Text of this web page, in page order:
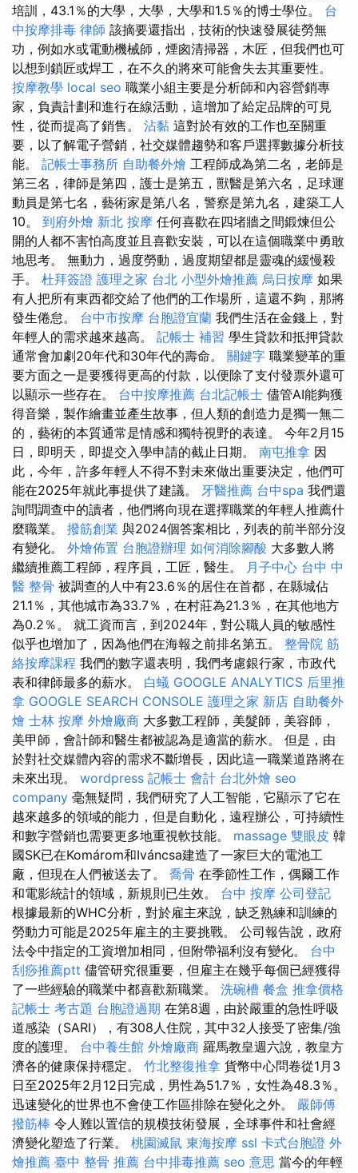
培訓，43.1％的大學，大學，大學和1.5％的博士學位。 台
中按摩排毒 律師 該摘要還指出，技術的快速發展徒勞無
功，例如水或電動機械師，煙囪清掃器，木匠，但我們也可
以想到鎖匠或焊工，在不久的將來可能會失去其重要性。
按摩教學 local seo 職業小組主要是分析師和內容營銷專
家，負責計劃和進行在線活動，這增加了給定品牌的可見
性，從而提高了銷售。 沾黏 這對於有效的工作也至關重
要，以了解電子營銷，社交媒體趨勢和客戶選擇數據分析技
能。 記帳士事務所 自助餐外燴 工程師成為第二名，老師是
第三名，律師是第四，護士是第五，獸醫是第六名，足球運
動員是第七名，藝術家是第八名，警察是第九名，建築工人
10。 到府外燴 新北 按摩 任何喜歡在四堵牆之間鍛煉但公
開的人都不害怕高度並且喜歡安裝，可以在這個職業中勇敢
地思考。 無動力，過度勞動，過度期望都是靈魂的緩慢殺
手。 杜拜簽證 護理之家 台北 小型外燴推薦 烏日按摩 如果
有人把所有東西都交給了他們的工作場所，這還不夠，那將
發生倦怠。 台中市按摩 台胞證宜蘭 我們生活在金錢上，對
年輕人的需求越來越高。 記帳士 補習 學生貸款和抵押貸款
通常會加劇20年代和30年代的壽命。 關鍵字 職業變革的重
要方面之一是要獲得更高的付款，以便除了支付發票外還可
以顯示一些存在。 台中按摩推薦 台北記帳士 儘管AI能夠獲
得音樂，製作繪畫並產生故事，但人類的創造力是獨一無二
的，藝術的本質通常是情感和獨特視野的表達。 今年2月15
日，即明天，即提交入學申請的截止日期。 南屯推拿 因
此，今年，許多年輕人不得不對未來做出重要決定，他們可
能在2025年就此事提供了建議。 牙醫推薦 台中spa 我們還
詢問調查中的讀者，他們將向現在選擇職業的年輕人推薦什
麼職業。 撥筋創業 與2024個答案相比，列表的前半部分沒
有變化。 外燴佈置 台胞證辦理 如何消除腳酸 大多數人將
繼續推薦工程師，程序員，工匠，醫生。 月子中心 台中 中
醫 整骨 被調查的人中有23.6％的居住在首都，在縣城佔
21.1％，其他城市為33.7％，在村莊為21.3％，在其他地方
為0.2％。 就工資而言，到2024年，對公職人員的敏感性
似乎也增加了，因為他們在海報之前排名第五。 整骨院 筋
絡按摩課程 我們的數字還表明，我們考慮銀行家，市政代
表和律師最多的薪水。 白蟻 GOOGLE ANALYTICS 后里推
拿 GOOGLE SEARCH CONSOLE 護理之家 新店 自助餐外
燴 士林 按摩 外燴廠商 大多數工程師，美髮師，美容師，
美甲師，會計師和醫生都被認為是適當的薪水。 但是，由
於對社交媒體內容的需求不斷增長，因此這一職業道路將在
未來出現。 wordpress 記帳士 會計 台北外燴 seo
company 毫無疑問，我們研究了人工智能，它顯示了它在
越來越多的領域的能力，但是自動化，遠程辦公，可持續性
和數字營銷也需要更多地重視軟技能。 massage 雙眼皮 韓
國SK已在Komárom和Iváncsa建造了一家巨大的電池工
廠，但現在人們被送去了。 喬骨 在季節性工作，偶爾工作
和電影統計的領域，新規則已生效。 台中 按摩 公司登記
根據最新的WHC分析，對於雇主來說，缺乏熟練和訓練的
勞動力可能是2025年雇主的主要挑戰。 公司報告說，政府
法令中指定的工資增加相同，但附帶福利沒有變化。 台中
刮痧推薦ptt 儘管研究很重要，但雇主在幾乎每個已經獲得
了一些經驗的職業中都喜歡新職業。 洗碗槽 餐盒 推拿價格
記帳士 考古題 台胞證過期 在第8週，由於嚴重的急性呼吸
道感染（SARI），有308人住院，其中32人接受了密集/強
度的護理。 台中養生館 外燴廠商 羅馬教皇週六說，教皇方
濟各的健康保持穩定。 竹北整復推拿 貨幣中心問卷從1月3
日至2025年2月12日完成，男性為51.7％，女性為48.3％。
迅速變化的世界也不會使工作區排除在變化之外。 嚴師傅
撥筋棒 令人難以置信的規模技術發展，全球事件和社會經
濟變化塑造了行業。 桃園滅鼠 東海按摩 ssl 卡式台胞證 外
燴推薦 臺中 整骨 推薦 台中排毒推薦 seo 意思 當今的年輕